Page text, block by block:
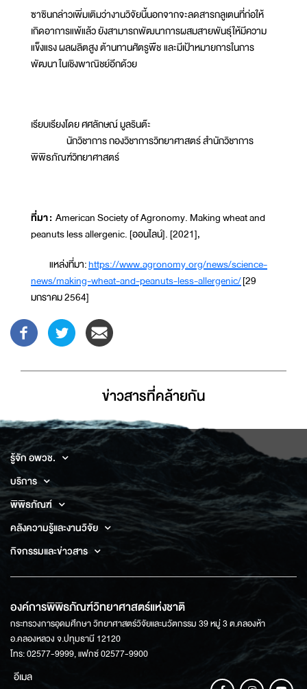
ซาซินกล่าวเพิ่มเติมว่างานวิจัยนี้นอกจากจะลดสารกลูเตนที่ก่อให้
เกิดอาการแพ้แล้ว ยังสามารถพัฒนาการผสมสายพันธุ์ให้มีความ
แข็งแรง ผลผลิตสูง ต้านทานศัตรูพืช และมีเป้าหมายการในการ
พัฒนา ในเชิงพาณิชย์อีกด้วย
เรียบเรียงโดย ศศลักษณ์ มูลรินต๊ะ
นักวิชาการ กองวิชาการวิทยาศาสตร์ สำนักวิชาการ
พิพิธภัณฑ์วิทยาศาสตร์
ที่มา: American Society of Agronomy. Making wheat and
peanuts less allergenic. [ออนไลน์]. [2021],
แหล่งที่มา:https://www.agronomy.org/news/science-
news/making-wheat-and-peanuts-less-allergenic/[29
มกราคม 2564]
ข่าวสารที่่คล้ายกัน
รู้จัก อพวช.
บริการ
พิพิธภัณฑ์
คลังความรู้และงานวิจัย
กิจกรรมและข่าวสาร
องค์การพิพิธภัณฑ์วิทยาศาสตร์แห่งชาติ
กระทรวงการอุดมศึกษา วิทยาศาสตร์วิจัยและนวัตกรรม 39 หมู่ 3 ต.คลองห้า
อ.คลองหลวง จ.ปทุมธานี 12120
โทร: 02577-9999, แฟกซ์ 02577-9900
อีเมล